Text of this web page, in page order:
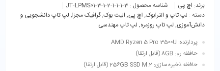
برند: اچ پی شناسه محصول : JT-LPMS01-3-1-2-1-1-1-3
دسته : لپ تاپ و الترابوک, اچ پی, الیت بوک,گرافیک‌ مجزا, لپ تاپ دانشجویی و
دانش‌آموزی, لپ تاپ روزمره, لپ تاپ مهندسی
پردازنده: AMD Ryzen 5 Pro 3500U
حافظه رم: 8GB (قابل ارتقا)
حافظه ذخیره سازی: 256GB SSD M.2 (قابل ارتقا)